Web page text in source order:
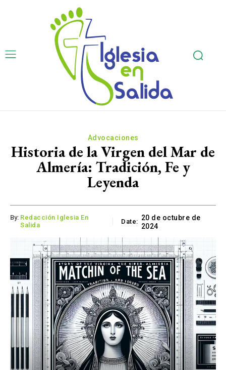
Advocaciones
Historia de la Virgen del Mar de
Almería: Tradición, Fe y
Leyenda
By: Redacción Iglesia En
Salida
Date: 20 de octubre de
2024